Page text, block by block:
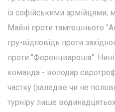
із софійськими армійцями,
Майні проти тамтешнього
гру-відповідь проти
проти "Ференцвароша".
команда - володар
частку (заледве чи не
турніру лише